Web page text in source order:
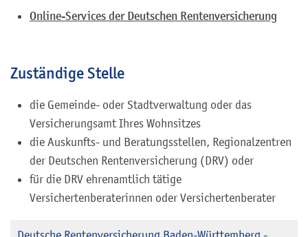
Online-Services der Deutschen Rentenversicherung
Zuständige Stelle
die Gemeinde- oder Stadtverwaltung oder das
Versicherungsamt Ihres Wohnsitzes
die Auskunfts- und Beratungsstellen, Regionalzentren
der Deutschen Rentenversicherung (DRV) oder
für die DRV ehrenamtlich tätige
Versichertenberaterinnen oder Versichertenberater